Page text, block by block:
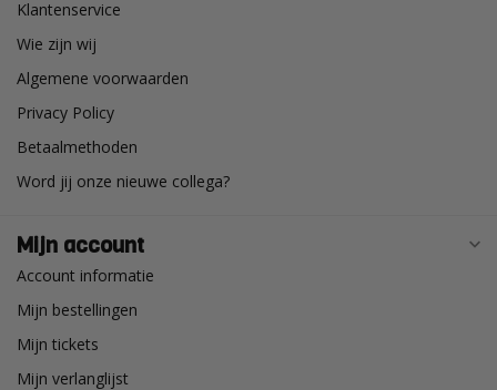
Klantenservice
Wie zijn wij
Algemene voorwaarden
Privacy Policy
Betaalmethoden
Word jij onze nieuwe collega?
Mijn account
Account informatie
Mijn bestellingen
Mijn tickets
Mijn verlanglijst